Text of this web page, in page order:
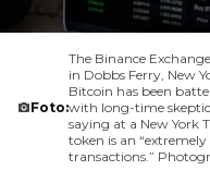
Foto:
The Binance
in Dobbs Ferry, New
Bitcoin has been
with long-time skeptic
saying at a New York
token is an
transactions.”